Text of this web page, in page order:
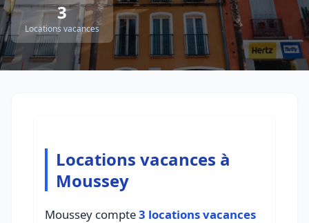
3
Locations vacances
Locations vacances à
Moussey
Moussey compte3 locations vacances